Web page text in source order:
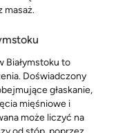
masaż.
Białymstoku to
Doświadczony
głaskanie,
mięśniowe i
może liczyć na